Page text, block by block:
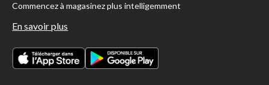
Commencez à magasinez plus intelligemment
En savoir plus